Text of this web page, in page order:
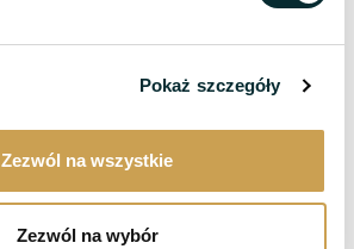
Pokaż szczegóły
Zezwól na wszystkie
Zezwól na wybór